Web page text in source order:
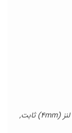
لنز (2.8mm) ثابت, لنز (4mm) ثابت,